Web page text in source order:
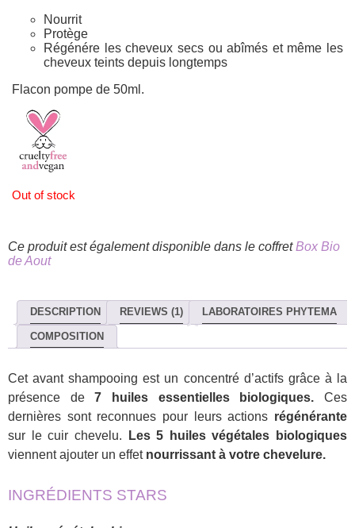
Nourrit
Protège
Régénére les cheveux secs ou abîmés et même les
cheveux teints depuis longtemps
Flacon pompe de 50ml.
Out of stock
Ce produit est également disponible dans le coffretBox Bio
de Aout
DESCRIPTION REVIEWS (1) LABORATOIRES PHYTEMA
COMPOSITION
Cet avant shampooing est un concentré d’actifs grâce à la
présence de7 huiles essentielles biologiques.Ces
dernières sont reconnues pour leurs actions régénérante
sur le cuir chevelu.
Les 5 huiles végétales biologiques
viennent ajouter un effet nourrissant à votre chevelure.
INGRÉDIENTS STARS